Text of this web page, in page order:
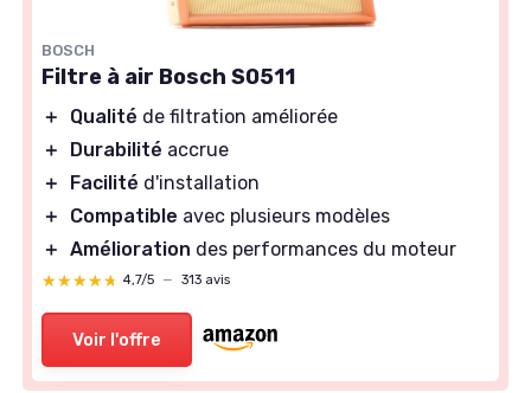
BOSCH
Filtre à air Bosch S0511
＋ Qualité de filtration améliorée
＋
Durabilité accrue
＋
Facilité d'installation
＋
Compatible avec plusieurs modèles
＋ Amélioration des performances du moteur
★★★★★
★★★★★ 4,7/5 — 313 avis
Voir l'offre